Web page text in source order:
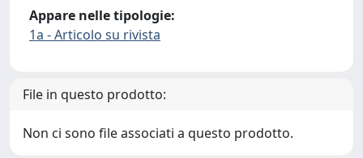
Appare nelle tipologie:
1a - Articolo su rivista
File in questo prodotto:
Non ci sono file associati a questo prodotto.